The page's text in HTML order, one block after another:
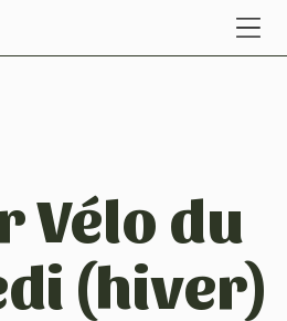
Vélo du
(hiver)